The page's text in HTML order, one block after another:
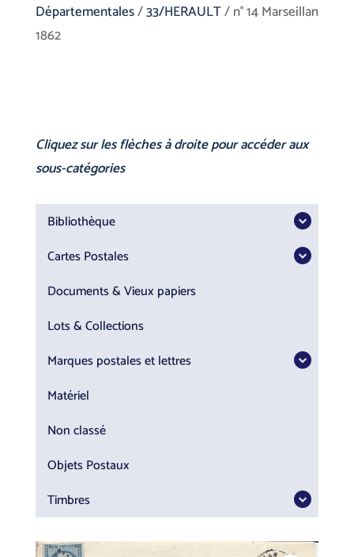
Départementales/33/HERAULT/ n° 14 Marseillan
1862
Cliquez sur les flèches à droite pour accéder aux
sous-catégories
Bibliothèque
Cartes Postales
Documents & Vieux papiers
Lots & Collections
Marques postales et lettres
Matériel
Non classé
Objets Postaux
Timbres